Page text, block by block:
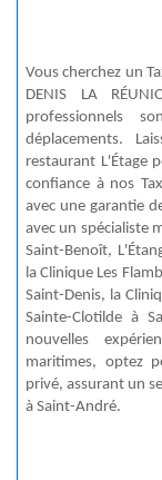
Vous cherchez un
DENIS LA
professionnels
déplacements.
restaurant L'Étage
confiance à nos
avec une garantie
avec un spécialiste
Saint-Benoît,
la Clinique Les
Saint-Denis, la
Sainte-Clotilde à
nouvelles
maritimes, optez
privé, assurant un
à Saint-André.